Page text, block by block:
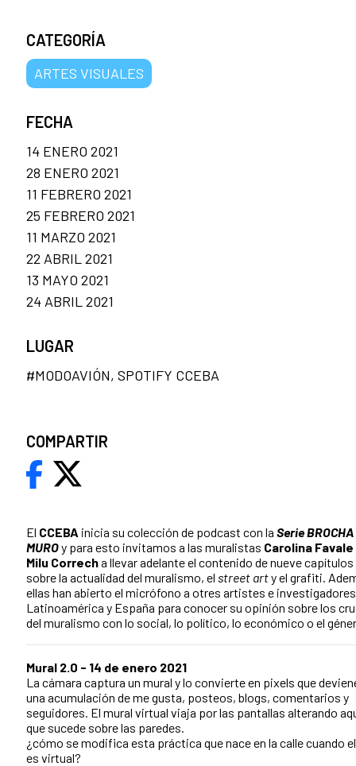
El CCEBA inicia su colección de podcast con la Serie BROCHA
MUROy para esto invitamos a las muralistas Carolina Favale
Milu Correcha llevar adelante el contenido de nueve capítulos
sobre la actualidad del muralismo, el street arty el grafiti.
ellas han abierto el micrófono a otres artistes e
Latinoamérica y España para conocer su opinión sobre los
del muralismo con lo social, lo político, lo económico o el
Mural 2.0 - 14 de enero 2021
La cámara captura un mural y lo convierte en pixels que
una acumulación de me gusta, posteos, blogs, comentarios y
seguidores. El mural virtual viaja por las pantallas alterando
que sucede sobre las paredes.
¿cómo se modifica esta práctica que nace en la calle cuando
es virtual?
CATEGORÍA
ARTES VISUALES
FECHA
14 ENERO 2021
28 ENERO 2021
11 FEBRERO 2021
25 FEBRERO 2021
11 MARZO 2021
22 ABRIL 2021
13 MAYO 2021
24 ABRIL 2021
LUGAR
#MODOAVIÓN, SPOTIFY CCEBA
COMPARTIR